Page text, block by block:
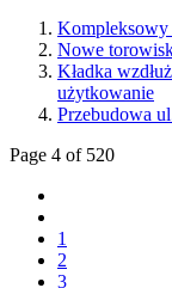
Kompleksowy
Nowe
Kładka
użytkowanie
Przebudowa
Page 4 of 520
1
2
3